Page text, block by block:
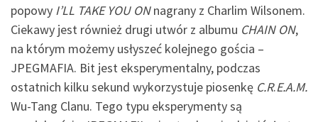
popowy I’LL TAKE YOU ONnagrany z Charlim Wilsonem.
Ciekawy jest również drugi utwór z albumu CHAIN ON,
na którym możemy usłyszeć kolejnego gościa –
JPEGMAFIA. Bit jest eksperymentalny, podczas
ostatnich kilku sekund wykorzystuje piosenkę C.R.E.A.M.
Wu-Tang Clanu. Tego typu eksperymenty są